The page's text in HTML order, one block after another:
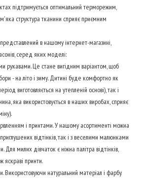
підтримується оптимальний терморежим,
м'яка структура тканини сприяє приємним
​​в нашому інтернет-магазині,
серед яких моделі:
рукавами. Це стане вигідним варіантом, щоб
- на літо і зиму. Дитині буде комфортно як
виготовляється на утепленій основі), так і
яка використовується в наших виробах, сприяє
і принтами. У нашому асортименті можна
відтінків, так і з веселими малюнками
Для милих дівчаток є ніжна палітра відтінків,
яскраві принти.
Використовуючи натуральний матеріал і фарбу